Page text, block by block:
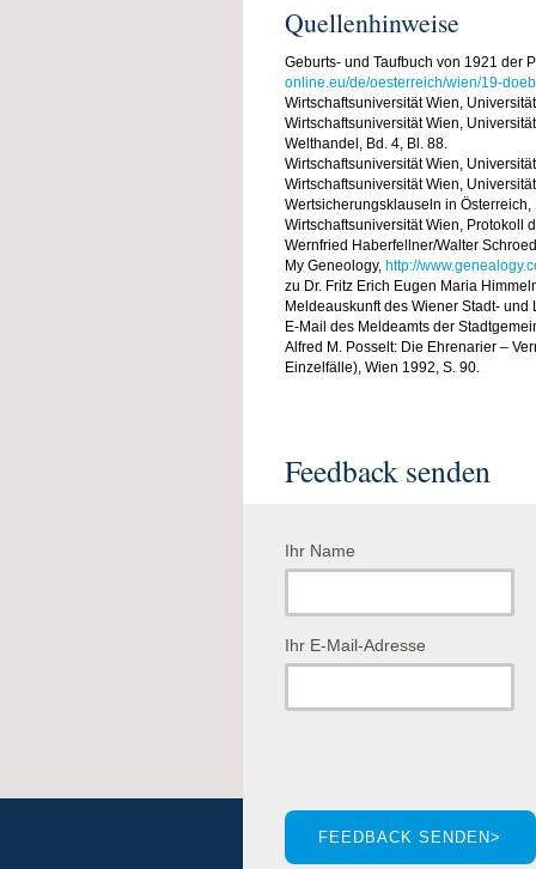
Quellenhinweise
Geburts- und Taufbuch von 1921 der
online.eu/de/oesterreich/wien/19-
Wirtschaftsuniversität Wien,
Wirtschaftsuniversität Wien,
Welthandel, Bd. 4, Bl. 88.
Wirtschaftsuniversität Wien,
Wirtschaftsuniversität Wien,
Wertsicherungsklauseln in
Wirtschaftsuniversität Wien, Protokoll
Wernfried Haberfellner/Walter
My Geneology, http://
zu Dr. Fritz Erich Eugen Maria
Meldeauskunft des Wiener Stadt-
E-Mail des Meldeamts der
Alfred M. Posselt: Die Ehrenarier –
Einzelfälle), Wien 1992, S. 90.
Feedback senden
Ihr Name
Ihr E-Mail-Adresse